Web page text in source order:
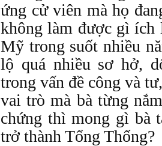
ứng cử viên mà họ
không làm được gì
Mỹ trong suốt nhiều
lộ quá nhiều sơ hở,
trong vấn đề công và
vai trò mà bà từng
chứng thì mong gì bà
trở thành Tổng Thống?